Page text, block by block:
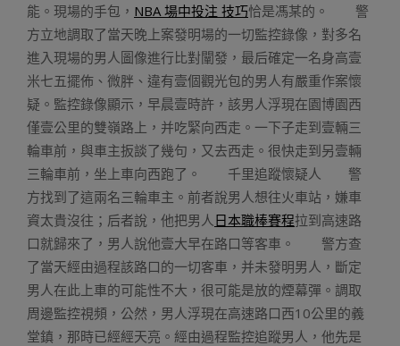
能。現場的手包， NBA 場中投注 技巧恰是馮某的。 警
方立地調取了當天晚上案發明場的一切監控錄像，對多名
進入現場的男人圖像進行比對闡發，最后確定一名身高壹
米七五擺佈、微胖、違有壹個觀光包的男人有嚴重作案懷
疑。監控錄像顯示，早晨壹時許，該男人浮現在園博園西
僅壹公里的雙嶺路上，并吃緊向西走。一下子走到壹輛三
輪車前，與車主扳談了幾句，又去西走。很快走到另壹輛
三輪車前，坐上車向西跑了。 千里追蹤懷疑人 警
方找到了這兩名三輪車主。前者說男人想往火車站，嫌車
資太貴沒往；后者說，他把男人日本職棒賽程拉到高速路
口就歸來了，男人說他壹大早在路口等客車。 警方查
了當天經由過程該路口的一切客車，并未發明男人，斷定
男人在此上車的可能性不大，很可能是放的煙幕彈。調取
周邊監控視頻，公然，男人浮現在高速路口西10公里的義
堂鎮，那時已經經天亮。經由過程監控追蹤男人，他先是